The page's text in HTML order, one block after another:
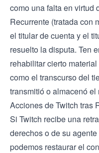
como una falta en virtud
Recurrente (tratada con
el titular de cuenta y el
resuelto la disputa. Ten
rehabilitar cierto
como el transcurso del
transmitió o almacenó el
Acciones de Twitch tras
Si Twitch recibe una
derechos o de su
podemos restaurar el